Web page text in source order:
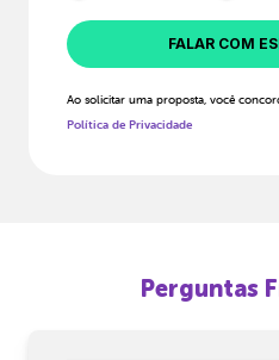
FALAR COM
Ao solicitar uma proposta, você
Política de Privacidade
Perguntas